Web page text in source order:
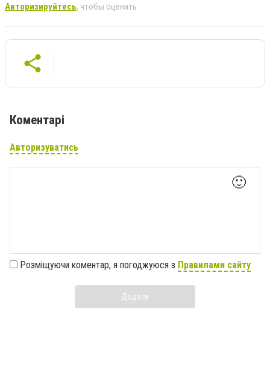
Авторизируйтесь, чтобы оценить
Коментарі
Авторизуватись
🙂
Розміщуючи коментар, я погоджуюся з Правилами сайту
Додати